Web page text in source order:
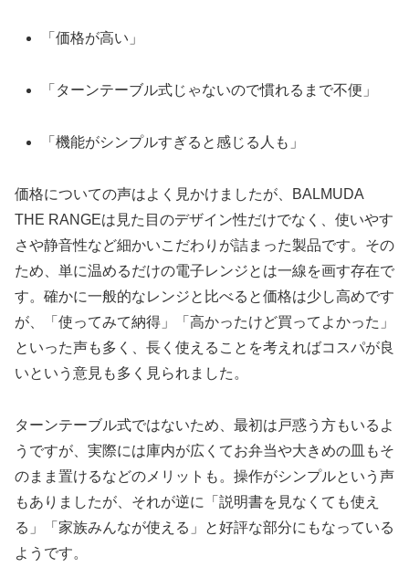
「価格が高い」
「ターンテーブル式じゃないので慣れるまで不便」
「機能がシンプルすぎると感じる人も」
価格についての声はよく見かけましたが、BALMUDA
THE RANGEは見た目のデザイン性だけでなく、使いやす
さや静音性など細かいこだわりが詰まった製品です。その
ため、単に温めるだけの電子レンジとは一線を画す存在で
す。確かに一般的なレンジと比べると価格は少し高めです
が、「使ってみて納得」「高かったけど買ってよかった」
といった声も多く、長く使えることを考えればコスパが良
いという意見も多く見られました。
ターンテーブル式ではないため、最初は戸惑う方もいるよ
うですが、実際には庫内が広くてお弁当や大きめの皿もそ
のまま置けるなどのメリットも。操作がシンプルという声
もありましたが、それが逆に「説明書を見なくても使え
る」「家族みんなが使える」と好評な部分にもなっている
ようです。